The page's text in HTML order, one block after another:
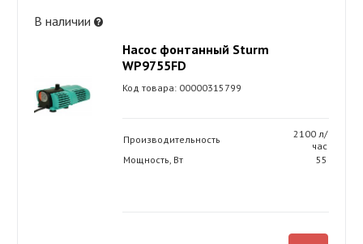
В наличии
Насос фонтанный Sturm
WP9755FD
Код товара: 00000315799
Производительность
2100 л/
час
Мощность, Вт
55